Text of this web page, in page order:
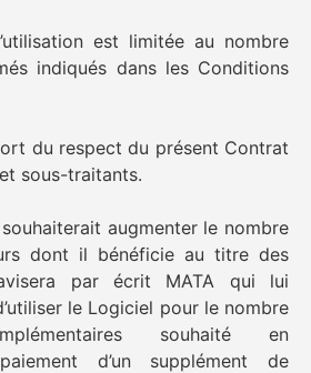
est limitée au nombre
indiqués dans les Conditions
du respect du présent Contrat
sous-traitants.
augmenter le nombre
dont il bénéficie au titre des
par écrit MATA qui lui
le Logiciel pour le nombre
souhaité en
d’un supplément de